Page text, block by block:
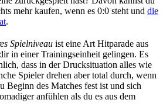
mehr kaufen, wenn es 0:0 steht und die
.
Spielniveau ist eine Art Hitparade aus
in einer Trainingseinheit gelingen. Es
dass in der Drucksituation alles wie
Spieler drehen aber total durch, wenn
Beginn des Matches fest ist und sich
anfühlen als du es aus dem